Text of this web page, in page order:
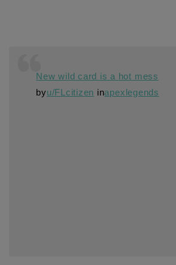
New wild card is a hot mess
byu/FLcitizen inapexlegends